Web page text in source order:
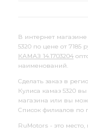
В интернет
5320 по цене от 7185
КАМАЗ 14.1703204
наименований.
Сделать заказ в
Кулиса камаз 5320
магазина или вы
Список филиалов по
RuMotors - это